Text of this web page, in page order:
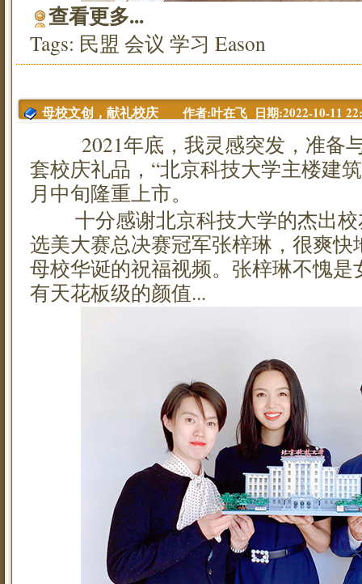
查看更多...
Tags: 民盟 会议 学习 Eason
母校文创，献礼校庆 作者:叶在飞 日期:2022-10-11
2021年底，我灵感突发，准备与
套校庆礼品，“北京科技大学主楼建
月中旬隆重上市。
十分感谢北京科技大学的杰出校
选美大赛总决赛冠军张梓琳，很爽
母校华诞的祝福视频。张梓琳不愧
有天花板级的颜值...